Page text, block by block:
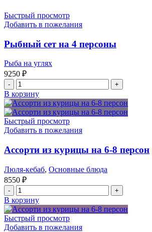
люля-
кебабов
6-
8
человек
Быстрый просмотр
Добавить в пожелания
Рыбный сет на 4 персоны
Рыба на углях
9250 ₽
Количество
товара
Рыбный
сет
на
4
В корзину
Быстрый просмотр
Добавить в пожелания
Ассорти из курицы на 6-8 персон
Люля-кебаб, Основные блюда
8550 ₽
Количество
товара
Ассорти
из
курицы
В корзину
Быстрый просмотр
Добавить в пожелания